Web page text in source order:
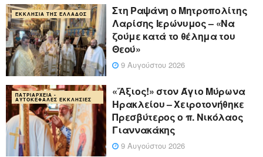
ΕΚΚΛΗΣΊΑ ΤΗΣ ΕΛΛΆΔΟΣ
Στη Ραψάνη ο Μητροπολίτης
Λαρίσης Ιερώνυμος – «Να
ζούμε κατά το θέλημα του
Θεού»
9 Αυγούστου 2026
ΠΑΤΡΙΑΡΧΕΊΑ -
ΑΥΤΟΚΈΦΑΛΕΣ ΕΚΚΛΗΣΊΕΣ
«Ἄξιος!» στον Άγιο Μύρωνα
Ηρακλείου – Χειροτονήθηκε
Πρεσβύτερος ο π. Νικόλαος
Γιαννακάκης
9 Αυγούστου 2026